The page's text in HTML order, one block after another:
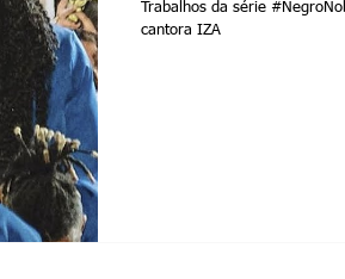
Trabalhos da série
cantora IZA